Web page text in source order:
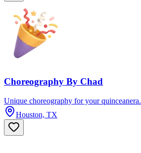
Choreography By Chad
Unique choreography for your quinceanera.
Houston, TX